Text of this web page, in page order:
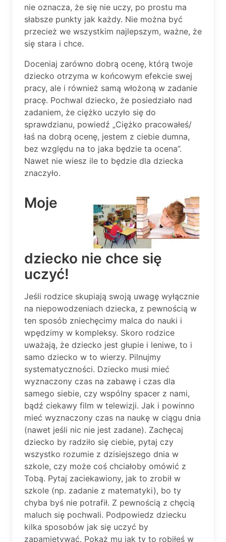
nie oznacza, że się nie uczy, po prostu ma
słabsze punkty jak każdy. Nie można być
przecież we wszystkim najlepszym, ważne, że
się stara i chce.
Doceniaj zarówno dobrą ocenę, którą twoje
dziecko otrzyma w końcowym efekcie swej
pracy, ale i również samą włożoną w zadanie
pracę. Pochwal dziecko, że posiedziało nad
zadaniem, że ciężko uczyło się do
sprawdzianu, powiedź „Ciężko pracowałeś/
łaś na dobrą ocenę, jestem z ciebie dumna,
bez względu na to jaka będzie ta ocena”.
Nawet nie wiesz ile to będzie dla dziecka
znaczyło.
Moje
dziecko nie chce się
uczyć!
Jeśli rodzice skupiają swoją uwagę wyłącznie
na niepowodzeniach dziecka, z pewnością w
ten sposób zniechęcimy malca do nauki i
wpędzimy w kompleksy. Skoro rodzice
uważają, że dziecko jest głupie i leniwe, to i
samo dziecko w to wierzy. Pilnujmy
systematyczności. Dziecko musi mieć
wyznaczony czas na zabawę i czas dla
samego siebie, czy wspólny spacer z nami,
bądź ciekawy film w telewizji. Jak i powinno
mieć wyznaczony czas na naukę w ciągu dnia
(nawet jeśli nic nie jest zadane). Zachęcaj
dziecko by radziło się ciebie, pytaj czy
wszystko rozumie z dzisiejszego dnia w
szkole, czy może coś chciałoby omówić z
Tobą. Pytaj zaciekawiony, jak to zrobił w
szkole (np. zadanie z matematyki), bo ty
chyba byś nie potrafił. Z pewnością z chęcią
maluch się pochwali. Podpowiedz dziecku
kilka sposobów jak się uczyć by
zapamiętywać. Pokaż mu jak ty to robiłeś w